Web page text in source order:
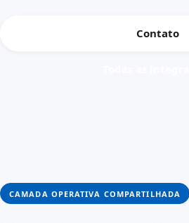
Contato
CAMADA OPERATIVA COMPARTILHADA